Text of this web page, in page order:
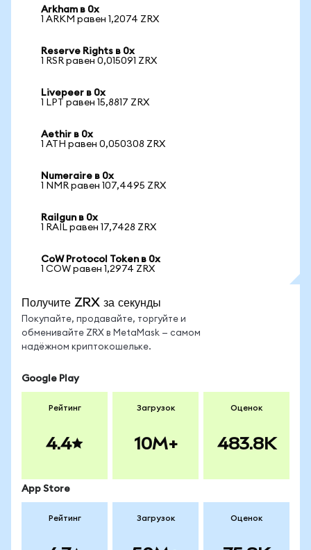
Arkham в 0x
1 ARKM равен 1,2074 ZRX
Reserve Rights в 0x
1 RSR равен 0,015091 ZRX
Livepeer в 0x
1 LPT равен 15,8817 ZRX
Aethir в 0x
1 ATH равен 0,050308 ZRX
Numeraire в 0x
1 NMR равен 107,4495 ZRX
Railgun в 0x
1 RAIL равен 17,7428 ZRX
CoW Protocol Token в 0x
1 COW равен 1,2974 ZRX
Получите ZRX за секунды
Покупайте, продавайте, торгуйте и
обменивайте ZRX в MetaMask — самом
надёжном криптокошельке.
Google Play
Рейтинг
4.4
Загрузок
10M+
Оценок
483.8K
App Store
Рейтинг Загрузок Оценок